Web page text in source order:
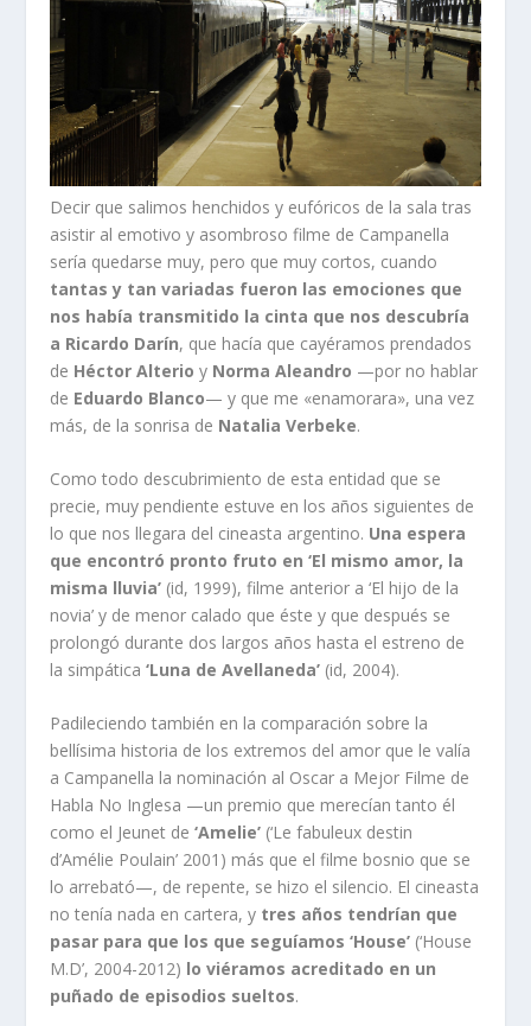
Decir que salimos henchidos y eufóricos de la sala tras
asistir al emotivo y asombroso filme de Campanella
sería quedarse muy, pero que muy cortos, cuando
tantas y tan variadas fueron las emociones que
nos había transmitido la cinta que nos descubría
a Ricardo Darín, que hacía que cayéramos prendados
de Héctor Alterio y Norma Aleandro —por no hablar
de Eduardo Blanco— y que me «enamorara», una vez
más, de la sonrisa de Natalia Verbeke.
Como todo descubrimiento de esta entidad que se
precie, muy pendiente estuve en los años siguientes de
lo que nos llegara del cineasta argentino. Una espera
que encontró pronto fruto en ‘El mismo amor, la
misma lluvia’ (id, 1999), filme anterior a ‘El hijo de la
novia’ y de menor calado que éste y que después se
prolongó durante dos largos años hasta el estreno de
la simpática‘Luna de Avellaneda’ (id, 2004).
Padileciendo también en la comparación sobre la
bellísima historia de los extremos del amor que le valía
a Campanella la nominación al Oscar a Mejor Filme de
Habla No Inglesa —un premio que merecían tanto él
como el Jeunet de‘Amelie’ (‘Le fabuleux destin
d’Amélie Poulain’ 2001) más que el filme bosnio que se
lo arrebató—, de repente, se hizo el silencio. El cineasta
no tenía nada en cartera, y tres años tendrían que
pasar para que los que seguíamos ‘House’ (‘House
M.D’, 2004-2012) lo viéramos acreditado en un
puñado de episodios sueltos.